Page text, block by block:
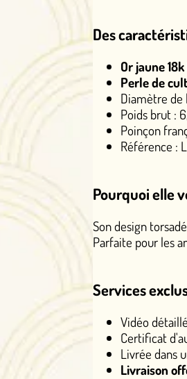
Des caractéristiques
Or jaune 18k
torsadé en
Perle de culture Akoyad'un
Diamètre de la broche : 3,40 cm
Poids brut : 6,43 g
Poinçon français MO partiel
Référence : LOT 7276
Pourquoi elle vous séduira
Son design torsadé capture la
Parfaite pour les amoureuses de
Services exclusifs Oh My
Vidéo détaillée disponible sur
Certificat d'authenticité établi
Livrée dans un écrin luxueux
Livraison offerteen France